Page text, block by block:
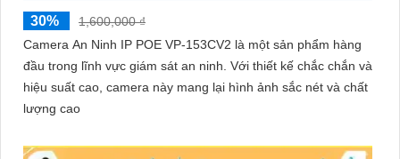
30%
1,600,000 ₫
Camera An Ninh IP POE VP-153CV2 là một sản phẩm hàng
đầu trong lĩnh vực giám sát an ninh. Với thiết kế chắc chắn và
hiệu suất cao, camera này mang lại hình ảnh sắc nét và chất
lượng cao